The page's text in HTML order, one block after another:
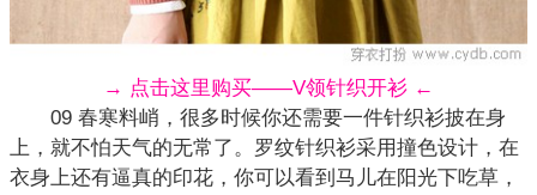
→ 点击这里购买——V领针织开衫 ←
09 春寒料峭，很多时候你还需要一件针织衫披在身
上，就不怕天气的无常了。罗纹针织衫采用撞色设计，在
衣身上还有逼真的印花，你可以看到马儿在阳光下吃草，